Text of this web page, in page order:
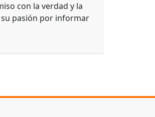
con la verdad y la
pasión por informar